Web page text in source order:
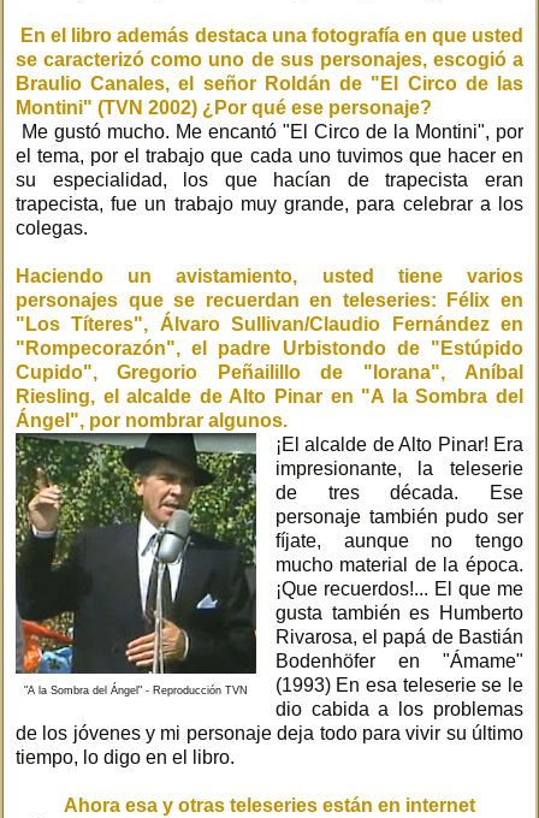
En el libro además destaca una fotografía en que usted
se caracterizó como uno de sus personajes, escogió a
Braulio Canales, el señor Roldán de "El Circo de las
Montini" (TVN 2002) ¿Por qué ese personaje?
Me gustó mucho. Me encantó "El Circo de la Montini", por
el tema, por el trabajo que cada uno tuvimos que hacer en
su especialidad, los que hacían de trapecista eran
trapecista, fue un trabajo muy grande, para celebrar a los
colegas.
Haciendo un avistamiento, usted tiene varios
personajes que se recuerdan en teleseries: Félix en
"Los Títeres", Álvaro Sullivan/Claudio Fernández en
"Rompecorazón", el padre Urbistondo de "Estúpido
Cupido", Gregorio Peñailillo de "Iorana", Aníbal
Riesling, el alcalde de Alto Pinar en "A la Sombra del
Ángel", por nombrar algunos.
"A la Sombra del Ángel" - Reproducción TVN
¡El alcalde de Alto Pinar! Era
impresionante, la teleserie
de tres década. Ese
personaje también pudo ser
fíjate, aunque no tengo
mucho material de la época.
¡Que recuerdos!... El que me
gusta también es Humberto
Rivarosa, el papá de Bastián
Bodenhöfer en "Ámame"
(1993) En esa teleserie se le
dio cabida a los problemas
de los jóvenes y mi personaje deja todo para vivir su último
tiempo, lo digo en el libro.
Ahora esa y otras teleseries están en internet